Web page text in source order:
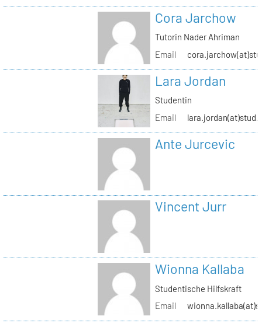
Cora Jarchow
Tutorin Nader Ahriman
Email
Lara Jordan
Studentin
Email
Ante Jurcevic
Vincent Jurr
Wionna Kallaba
Studentische Hilfskraft
Email